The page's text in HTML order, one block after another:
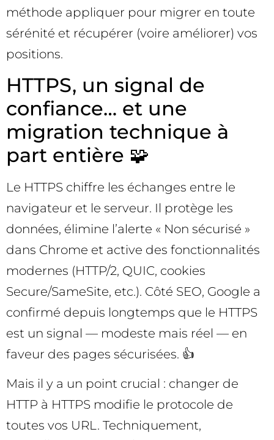
méthode appliquer pour migrer en toute
sérénité et récupérer (voire améliorer) vos
positions.
HTTPS, un signal de
confiance… et une
migration technique à
part entière 🧩
Le HTTPS chiffre les échanges entre le
navigateur et le serveur. Il protège les
données, élimine l’alerte « Non sécurisé »
dans Chrome et active des fonctionnalités
modernes (HTTP/2, QUIC, cookies
Secure/SameSite, etc.). Côté SEO, Google a
confirmé depuis longtemps que le HTTPS
est un signal — modeste mais réel — en
faveur des pages sécurisées. 👍
Mais il y a un point crucial : changer de
HTTP à HTTPS modifie le protocole de
toutes vos URL. Techniquement,